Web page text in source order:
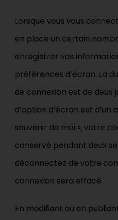
Lorsque vous vous
en place un certain
enregistrer vos
préférences d’écran. La
de connexion est de deux
d’option d’écran est d’un
souvenir de moi », votre
conservé pendant deux
déconnectez de votre
connexion sera effacé.
En modifiant ou en